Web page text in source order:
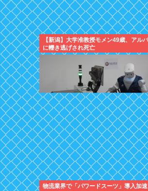
【新潟】大学准教授モメン49歳、アル
に轢き逃げされ死亡
物流業界で「パワードスーツ」導入加